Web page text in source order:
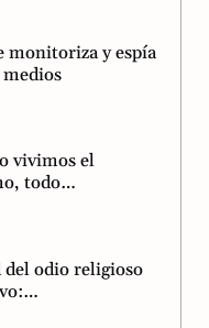
monitoriza y espía
medios
vivimos el
todo…
odio religioso